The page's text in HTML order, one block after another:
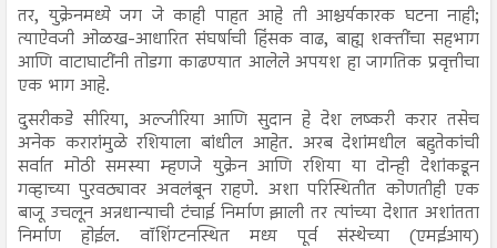
तर, युक्रेनमध्ये जग जे काही पाहत आहे ती आश्चर्यकारक घटना नाही;
त्याऐवजी ओळख-आधारित संघर्षाची हिंसक वाढ, बाह्य शक्तींचा सहभाग
आणि वाटाघाटींनी तोडगा काढण्यात आलेले अपयश हा जागतिक प्रवृत्तीचा
एक भाग आहे.
दुसरीकडे सीरिया, अल्जीरिया आणि सुदान हे देश लष्करी करार तसेच
अनेक करारांमुळे रशियाला बांधील आहेत. अरब देशांमधील बहुतेकांची
सर्वात मोठी समस्या म्हणजे युक्रेन आणि रशिया या दोन्ही देशांकडून
गव्हाच्या पुरवठ्यावर अवलंबून राहणे. अशा परिस्थितीत कोणतीही एक
बाजू उचलून अन्नधान्याची टंचाई निर्माण झाली तर त्यांच्या देशात अशांतता
निर्माण होईल. वॉशिंग्टनस्थित मध्य पूर्व संस्थेच्या (एमईआय)